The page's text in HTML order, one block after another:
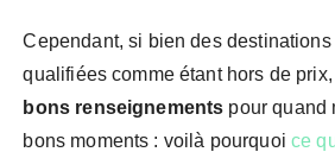
Cependant, si bien des
qualifiées comme étant hors de prix,
bons renseignements pour quand
bons moments : voilà pourquoi ce